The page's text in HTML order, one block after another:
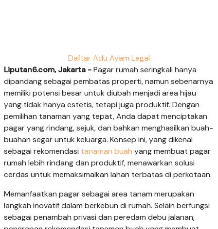
Daftar Adu Ayam Legal
Liputan6.com, Jakarta -Pagar rumah seringkali hanya
dipandang sebagai pembatas properti, namun sebenarnya
memiliki potensi besar untuk diubah menjadi area hijau
yang tidak hanya estetis, tetapi juga produktif. Dengan
pemilihan tanaman yang tepat, Anda dapat menciptakan
pagar yang rindang, sejuk, dan bahkan menghasilkan buah-
buahan segar untuk keluarga. Konsep ini, yang dikenal
sebagai rekomendasi tanaman buah yang membuat pagar
rumah lebih rindang dan produktif, menawarkan solusi
cerdas untuk memaksimalkan lahan terbatas di perkotaan.
Memanfaatkan pagar sebagai area tanam merupakan
langkah inovatif dalam berkebun di rumah. Selain berfungsi
sebagai penambah privasi dan peredam debu jalanan,